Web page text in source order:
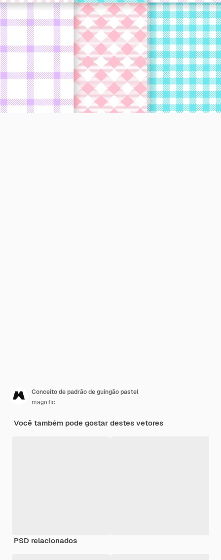
Conceito de padrão de guingão pastel
magnific
Você também pode gostar destes vetores
PSD relacionados